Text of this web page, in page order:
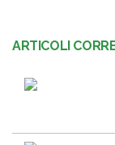
ARTICOLI